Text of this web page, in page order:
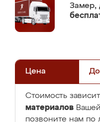
Замер,
Цена
Стоимость
материалов
позвоните нам